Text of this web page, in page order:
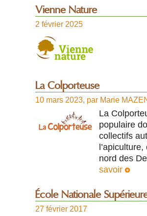
Vienne Nature
2 février 2025
La Colporteuse
10 mars 2023, par Marie
La
populaire
collectifs
nord des
savoir
École Nationale
27 février 2017